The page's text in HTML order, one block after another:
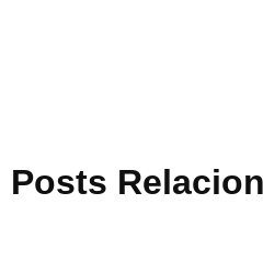
Posts